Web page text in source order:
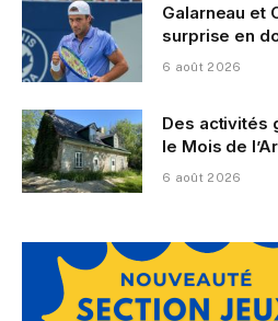
Galarneau et
surprise en
6 août 2026
Des activités
le Mois de
6 août 2026